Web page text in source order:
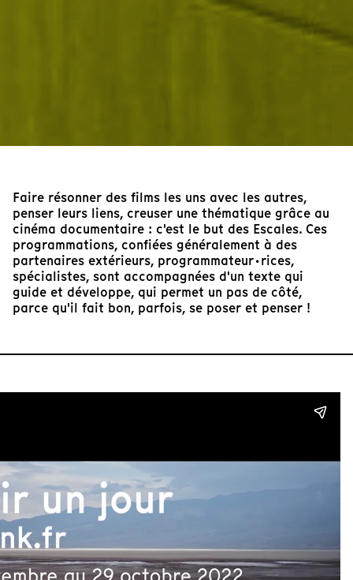
Faire résonner des films les uns avec les autres,
penser leurs liens, creuser une thématique grâce au
cinéma documentaire : c'est le but des Escales. Ces
programmations, confiées généralement à des
partenaires extérieurs, programmateur·rices,
spécialistes, sont accompagnées d'un texte qui
guide et développe, qui permet un pas de côté,
parce qu'il fait bon, parfois, se poser et penser !